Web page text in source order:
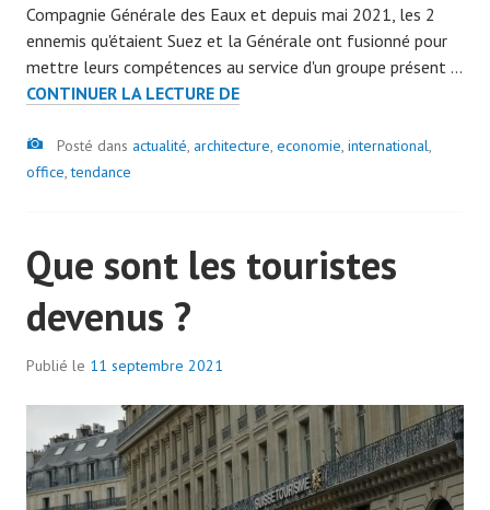
m
i
n
7
7
Compagnie Générale des Eaux et depuis mai 2021, les 2
ennemis qu'étaient Suez et la Générale ont fusionné pour
mettre leurs compétences au service d'un groupe présent …
CONTINUER LA LECTURE DEVÉOLIA
Image
Posté dans actualité, architecture, economie, international,
office,tendance
Que sont les touristes
devenus ?
Publié le 11 septembre 2021
r
a
d